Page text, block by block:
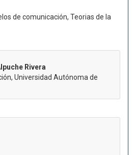
de comunicación, Teorias de la
Rivera
Universidad Autónoma de